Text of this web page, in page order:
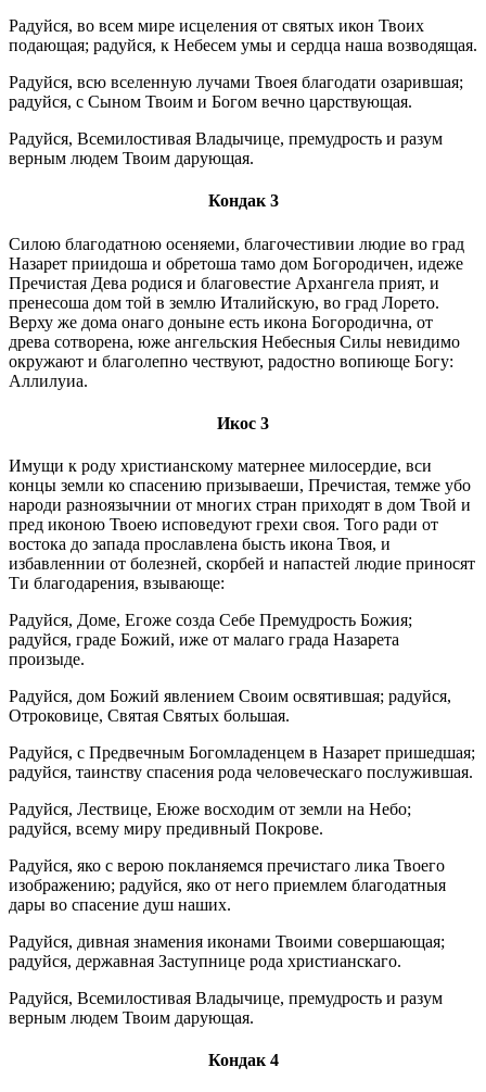
Радуйся, во всем мире исцеления от святых икон Твоих
подающая; радуйся, к Небесем умы и сердца наша возводящая.
Радуйся, всю вселенную лучами Твоея благодати озарившая;
радуйся, с Сыном Твоим и Богом вечно царствующая.
Радуйся, Всемилостивая Владычице, премудрость и разум
верным людем Твоим дарующая.
Кондак 3
Силою благодатною осеняеми, благочестивии людие во град
Назарет приидоша и обретоша тамо дом Богородичен, идеже
Пречистая Дева родися и благовестие Архангела прият, и
пренесоша дом той в землю Италийскую, во град Лорето.
Верху же дома онаго доныне есть икона Богородична, от
древа сотворена, юже ангельския Небесныя Силы невидимо
окружают и благолепно чествуют, радостно вопиюще Богу:
Аллилуиа.
Икос 3
Имущи к роду христианскому матернее милосердие, вси
концы земли ко спасению призываеши, Пречистая, темже убо
народи разноязычнии от многих стран приходят в дом Твой и
пред иконою Твоею исповедуют грехи своя. Того ради от
востока до запада прославлена бысть икона Твоя, и
избавленнии от болезней, скорбей и напастей людие приносят
Ти благодарения, взывающе:
Радуйся, Доме, Егоже созда Себе Премудрость Божия;
радуйся, граде Божий, иже от малаго града Назарета
произыде.
Радуйся, дом Божий явлением Своим освятившая; радуйся,
Отроковице, Святая Святых большая.
Радуйся, с Предвечным Богомладенцем в Назарет пришедшая;
радуйся, таинству спасения рода человеческаго послужившая.
Радуйся, Лествице, Еюже восходим от земли на Небо;
радуйся, всему миру предивный Покрове.
Радуйся, яко с верою покланяемся пречистаго лика Твоего
изображению; радуйся, яко от него приемлем благодатныя
дары во спасение душ наших.
Радуйся, дивная знамения иконами Твоими совершающая;
радуйся, державная Заступнице рода христианскаго.
Радуйся, Всемилостивая Владычице, премудрость и разум
верным людем Твоим дарующая.
Кондак 4